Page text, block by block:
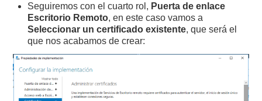
Seguiremos con el cuarto rol, Puerta de enlace
Escritorio Remoto, en este caso vamos a
Seleccionar un certificado existente, que será el
que nos acabamos de crear: